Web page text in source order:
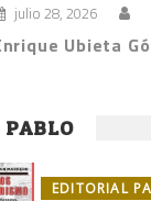
julio 28, 2026
Ubieta
PABLO
EDITORIAL